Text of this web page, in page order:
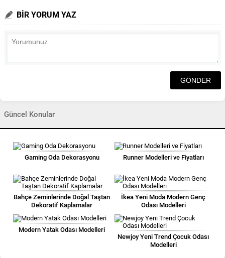
BİR YORUM YAZ
Güncel Konular
Gaming Oda Dekorasyonu Runner Modelleri ve Fiyatları
Bahçe Zeminlerinde Doğal Taştan
Dekoratif Kaplamalar
İkea Yeni Moda Modern Genç
Odası Modelleri
Modern Yatak Odası Modelleri
Newjoy Yeni Trend Çocuk Odası
Modelleri